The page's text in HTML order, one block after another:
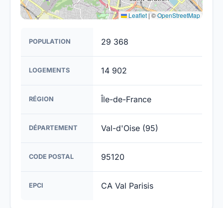
Leaflet | ©OpenStreetMap
POPULATION 29 368
LOGEMENTS 14 902
RÉGION Île-de-France
DÉPARTEMENT Val-d'Oise (95)
CODE POSTAL 95120
EPCI CA Val Parisis